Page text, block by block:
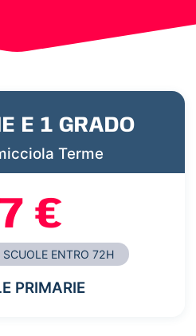
E 1 GRADO
Terme
€
ENTRO 72H
PRIMARIE